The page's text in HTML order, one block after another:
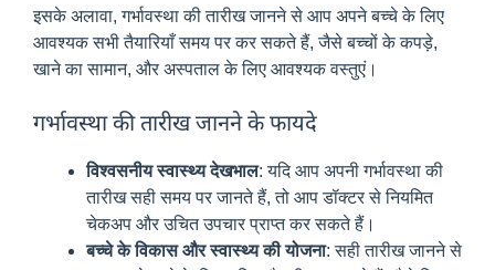
इसके अलावा, गर्भावस्था की तारीख जानने से आप अपने बच्चे के लिए
आवश्यक सभी तैयारियाँ समय पर कर सकते हैं, जैसे बच्चों के कपड़े,
खाने का सामान, और अस्पताल के लिए आवश्यक वस्तुएं।
गर्भावस्था की तारीख जानने के फायदे
विश्वसनीय स्वास्थ्य देखभाल: यदि आप अपनी गर्भावस्था की
तारीख सही समय पर जानते हैं, तो आप डॉक्टर से नियमित
चेकअप और उचित उपचार प्राप्त कर सकते हैं।
बच्चे के विकास और स्वास्थ्य की योजना: सही तारीख जानने से